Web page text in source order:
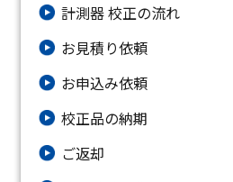
計測器 校正の流れ
お見積り依頼
お申込み依頼
校正品の納期
ご返却